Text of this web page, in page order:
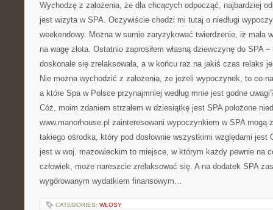
Wychodzę z założenia, że dla chcących odpocząć, najbardziej
jest wizyta w SPA. Oczywiście chodzi mi tutaj o niedługi
weekendowy. Można w sumie zaryzykować twierdzenie, iż mała
na wagę złota. Ostatnio zaprosiłem własną dziewczynę do SPA
doskonale się zrelaksowała, a w końcu raz na jakiś czas relaks
Nie można wychodzić z założenia, że jeżeli wypoczynek, to co
a które Spa w Polsce przynajmniej według mnie jest godne
Cóż, moim zdaniem strzałem w dziesiątkę jest SPA położone
www.manorhouse.pl zainteresowani wypoczynkiem w SPA mogą
takiego ośrodka, który pod dosłownie wszystkimi względami jest
jest w woj. mazowieckim to miejsce, w którym każdy pewnie na
człowiek, może nareszcie zrelaksować się. A na dodatek SPA
wygórowanym wydatkiem finansowym…
CATEGORIES: WŁOSY